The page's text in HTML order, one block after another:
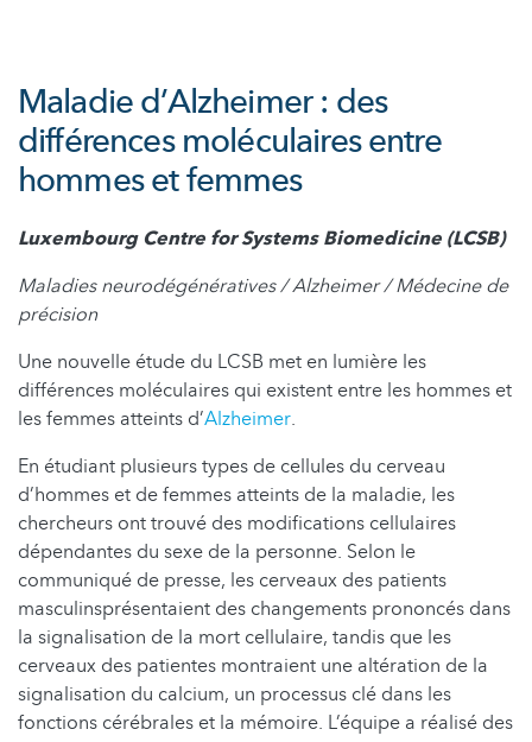
Maladie d’Alzheimer : des
différences moléculaires entre
hommes et femmes
Luxembourg Centre for Systems Biomedicine (LCSB)
Maladies neurodégénératives / Alzheimer / Médecine de
précision
Une nouvelle étude du LCSB met en lumière les
différences moléculaires qui existent entre les hommes et
les femmes atteints d’Alzheimer.
En étudiant plusieurs types de cellules du cerveau
d’hommes et de femmes atteints de la maladie, les
chercheurs ont trouvé des modifications cellulaires
dépendantes du sexe de la personne. Selon le
communiqué de presse, les cerveaux des patients
masculinsprésentaient des changements prononcés dans
la signalisation de la mort cellulaire, tandis que les
cerveaux des patientes montraient une altération de la
signalisation du calcium, un processus clé dans les
fonctions cérébrales et la mémoire. L’équipe a réalisé des